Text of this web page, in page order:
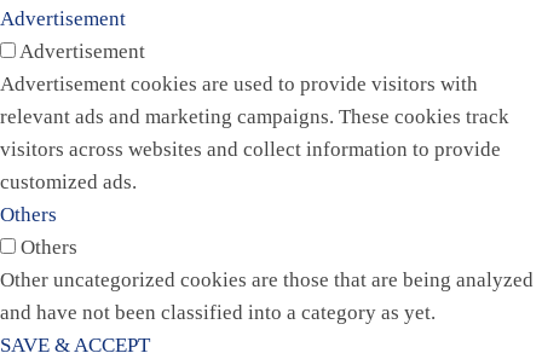
Advertisement
Advertisement
Advertisement cookies are used to provide visitors with
relevant ads and marketing campaigns. These cookies track
visitors across websites and collect information to provide
customized ads.
Others
Others
Other uncategorized cookies are those that are being analyzed
and have not been classified into a category as yet.
SAVE & ACCEPT